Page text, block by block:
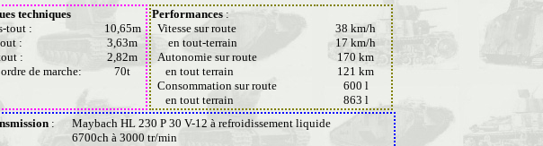
techniques
tout :
:
:
de marche:
10,65m
3,63m
2,82m
70t
Performances :
Vitesse sur route
en tout-terrain
Autonomie sur route
en tout terrain
Consommation sur route
en tout terrain
38 km/h
17 km/h
170 km
121 km
600 l
863 l
:
Maybach HL 230 P 30 V-12 à refroidissement liquide
6700ch à 3000 tr/min